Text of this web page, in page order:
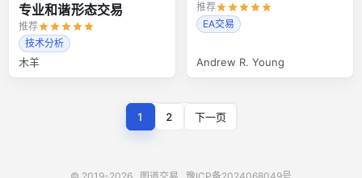
专业和谐形态交易
推荐
技术分析
木羊
推荐
EA交易
Andrew R. Young
1 2 下一页